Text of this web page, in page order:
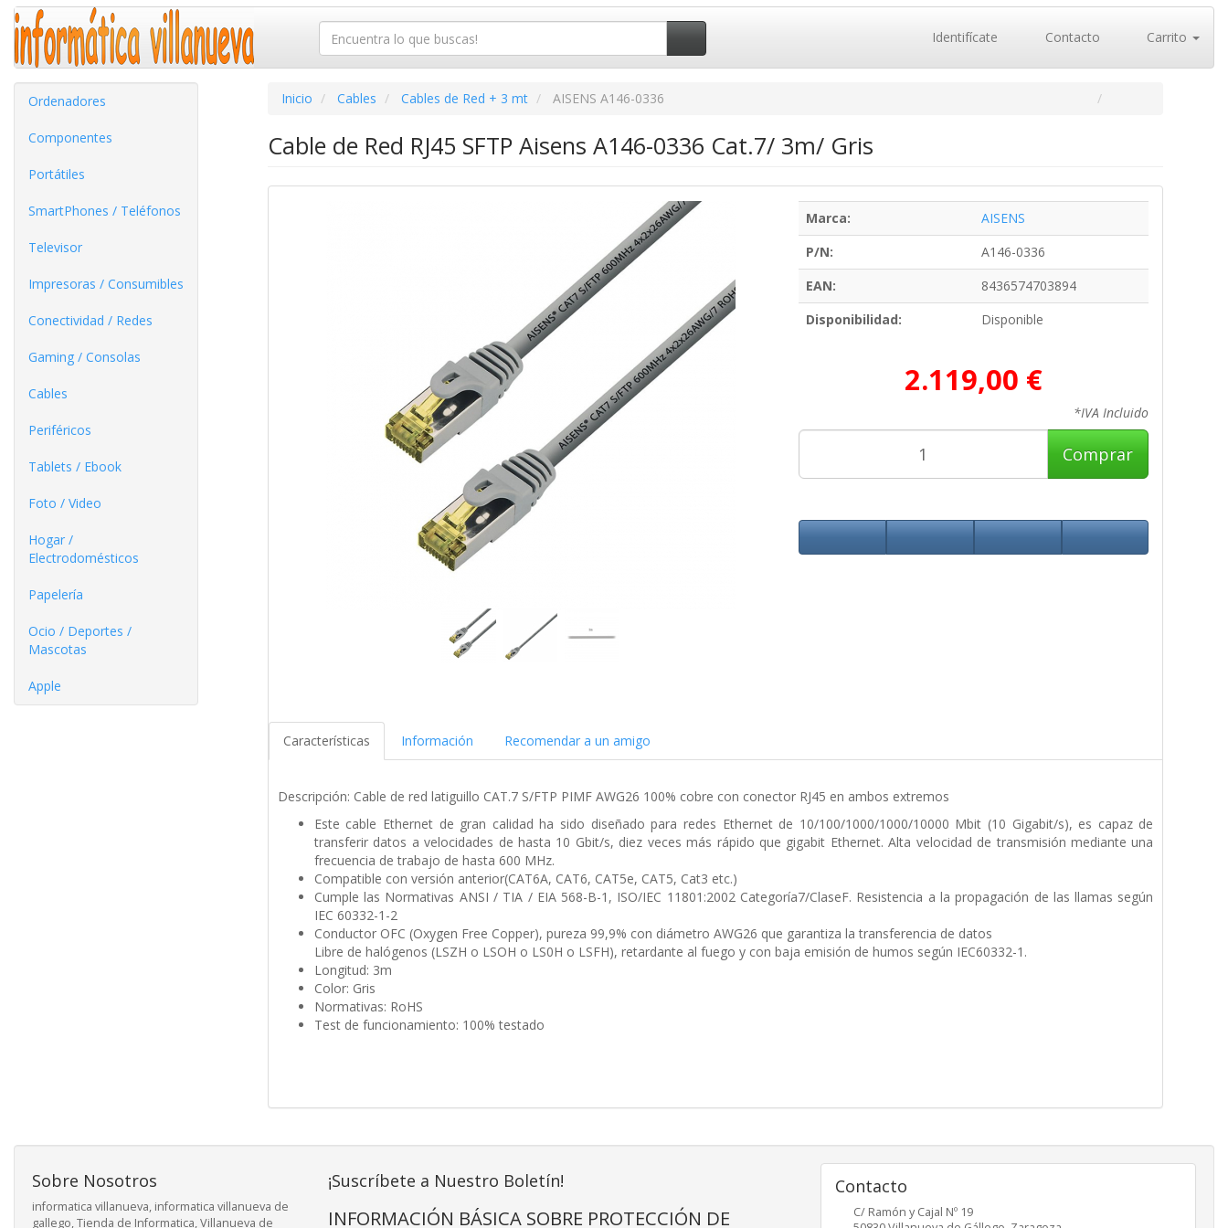
Identifícate Contacto Carrito
Ordenadores
Componentes
Portátiles
SmartPhones / Teléfonos
Televisor
Impresoras / Consumibles
Conectividad / Redes
Gaming / Consolas
Cables
Periféricos
Tablets / Ebook
Foto / Video
Hogar /
Electrodomésticos
Papelería
Ocio / Deportes /
Mascotas
Apple
Inicio Cables Cables de Red + 3 mt AISENS A146-0336
Cable de Red RJ45 SFTP Aisens A146-0336 Cat.7/ 3m/ Gris
Marca:
AISENS
P/N:
A146-0336
EAN:
8436574703894
Disponibilidad:
Disponible
2.119,00 €
*IVA Incluido
Comprar
Características Información Recomendar a un amigo
Descripción: Cable de red latiguillo CAT.7 S/FTP PIMF AWG26 100% cobre con conector RJ45 en ambos extremos
Este cable Ethernet de gran calidad ha sido diseñado para redes Ethernet de 10/100/1000/1000/10000 Mbit (10 Gigabit/s), es capaz de
transferir datos a velocidades de hasta 10 Gbit/s, diez veces más rápido que gigabit Ethernet. Alta velocidad de transmisión mediante una
frecuencia de trabajo de hasta 600 MHz.
Compatible con versión anterior(CAT6A, CAT6, CAT5e, CAT5, Cat3 etc.)
Cumple las Normativas ANSI / TIA / EIA 568-B-1, ISO/IEC 11801:2002 Categoría7/ClaseF. Resistencia a la propagación de las llamas según
IEC 60332-1-2
Conductor OFC (Oxygen Free Copper), pureza 99,9% con diámetro AWG26 que garantiza la transferencia de datos
Libre de halógenos (LSZH o LSOH o LS0H o LSFH), retardante al fuego y con baja emisión de humos según IEC60332-1.
Longitud: 3m
Color: Gris
Normativas: RoHS
Test de funcionamiento: 100% testado
Sobre Nosotros
informatica villanueva, informatica villanueva de
gallego, Tienda de Informatica, Villanueva de
¡Suscríbete a Nuestro Boletín!
INFORMACIÓN BÁSICA SOBRE PROTECCIÓN DE
Contacto
C/ Ramón y Cajal Nº 19